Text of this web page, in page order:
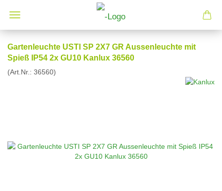
Gartenleuchte USTI SP 2X7 GR Aussenleuchte mit
Spieß IP54 2x GU10 Kanlux 36560
(Art.Nr.: 36560)